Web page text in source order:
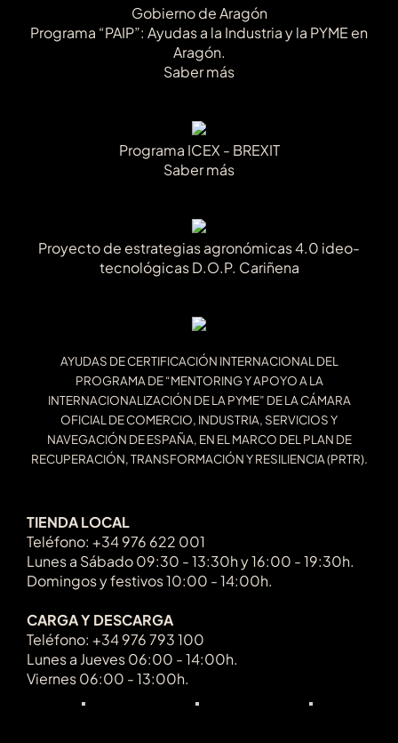
Gobierno de Aragón
Programa “PAIP”: Ayudas a la Industria y la PYME en
Aragón.
Saber más
Programa ICEX - BREXIT
Saber más
Proyecto de estrategias agronómicas 4.0 ideo-
tecnológicas D.O.P. Cariñena
AYUDAS DE CERTIFICACIÓN INTERNACIONAL DEL
PROGRAMA DE “MENTORING Y APOYO A LA
INTERNACIONALIZACIÓN DE LA PYME” DE LA CÁMARA
OFICIAL DE COMERCIO, INDUSTRIA, SERVICIOS Y
NAVEGACIÓN DE ESPAÑA, EN EL MARCO DEL PLAN DE
RECUPERACIÓN, TRANSFORMACIÓN Y RESILIENCIA (PRTR).
TIENDA LOCAL
Teléfono: +34 976 622 001
Lunes a Sábado 09:30 - 13:30h y 16:00 - 19:30h.
Domingos y festivos 10:00 - 14:00h.
CARGA Y DESCARGA
Teléfono: +34 976 793 100
Lunes a Jueves 06:00 - 14:00h.
Viernes 06:00 - 13:00h.